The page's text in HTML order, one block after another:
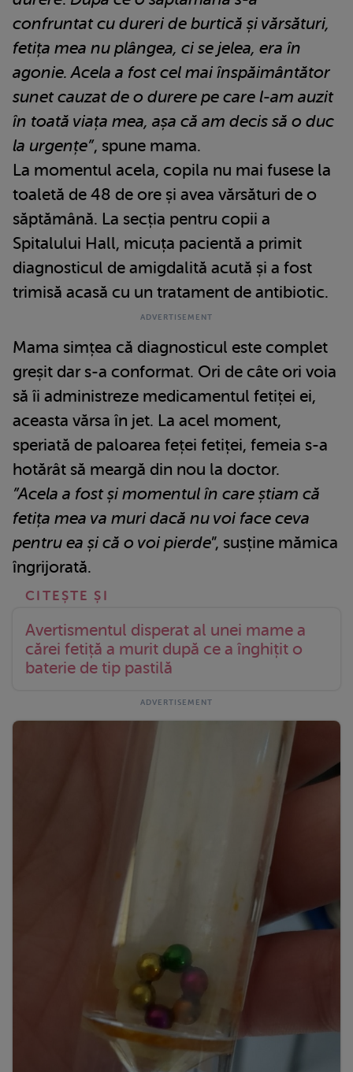
confruntat cu dureri de burtică și vărsături,
fetița mea nu plângea, ci se jelea, era în
agonie. Acela a fost cel mai înspăimântător
sunet cauzat de o durere pe care l-am auzit
în toată viața mea, așa că am decis să o duc
la urgențe”, spune mama.
La momentul acela, copila nu mai fusese la
toaletă de 48 de ore și avea vărsături de o
săptămână. La secția pentru copii a
Spitalului Hall, micuța pacientă a primit
diagnosticul de amigdalită acută și a fost
trimisă acasă cu un tratament de antibiotic.
Mama simțea că diagnosticul este complet
greșit dar s-a conformat. Ori de câte ori voia
să îi administreze medicamentul fetiței ei,
aceasta vărsa în jet. La acel moment,
speriată de paloarea feței fetiței, femeia s-a
hotărât să meargă din nou la doctor.
”Acela a fost și momentul în care știam că
fetița mea va muri dacă nu voi face ceva
pentru ea și că o voi pierde”, susține mămica
îngrijorată.
Avertismentul disperat al unei mame a
cărei fetiță a murit după ce a înghițit o
baterie de tip pastilă